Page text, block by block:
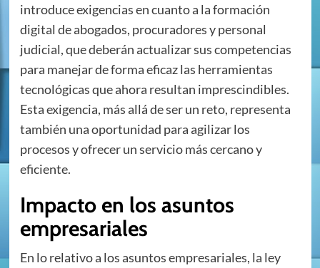
introduce exigencias en cuanto a la formación
digital de abogados, procuradores y personal
judicial, que deberán actualizar sus competencias
para manejar de forma eficaz las herramientas
tecnológicas que ahora resultan imprescindibles.
Esta exigencia, más allá de ser un reto, representa
también una oportunidad para agilizar los
procesos y ofrecer un servicio más cercano y
eficiente.
Impacto en los asuntos
empresariales
En lo relativo a los asuntos empresariales, la ley